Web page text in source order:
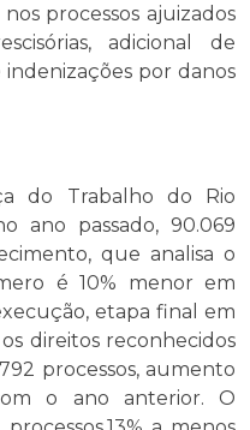
processos ajuizados
adicional de
por danos
do Trabalho do Rio
ano passado, 90.069
que analisa o
é 10% menor em
etapa final em
direitos reconhecidos
processos, aumento
o ano anterior. O